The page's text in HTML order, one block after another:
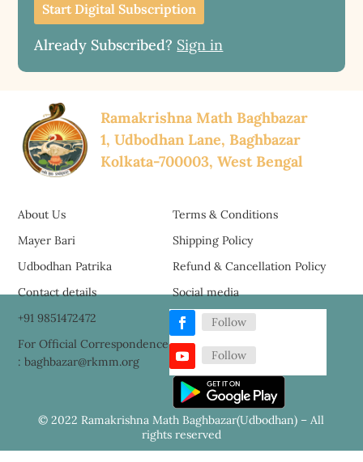
Start Digital Subscription
Already Subscribed? Sign in
Ramakrishna Math Baghbazar
1, Udbodhan Lane, Baghbazar
Kolkata-700003, West Bengal
About Us
Mayer Bari
Udbodhan Patrika
Terms & Conditions
Shipping Policy
Refund & Cancellation Policy
Contact details
+91 9851472472
For Official Correspondence
: baghbazar@rkmm.org
Social media
Follow
Follow
© 2022 Ramakrishna Math Baghbazar(Udbodhan) – All
rights reserved